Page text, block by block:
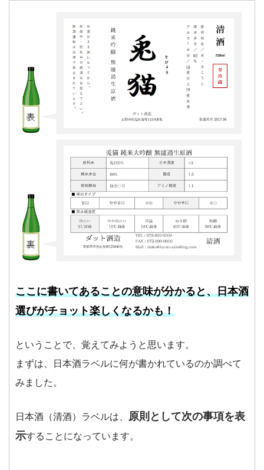
ここに書いてあることの意味が分かると、日本酒
選びがチョット楽しくなるかも！
ということで、覚えてみようと思います。
まずは、日本酒ラベルに何が書かれているのか調べて
みました。
日本酒（清酒）ラベルは、 原則として次の事項を表
示することになっています。